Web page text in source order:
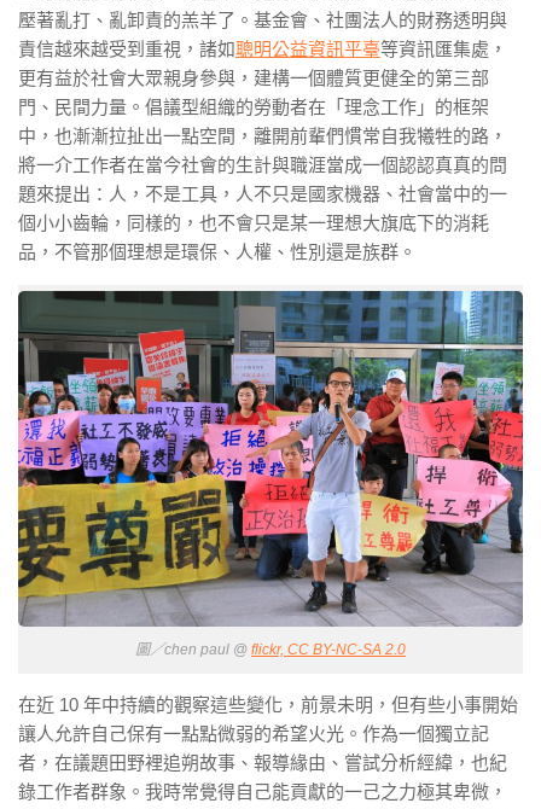
壓著亂打、亂卸責的羔羊了。基金會、社團法人的財務透明與
責信越來越受到重視，諸如聰明公益資訊平臺等資訊匯集處，
更有益於社會大眾親身參與，建構一個體質更健全的第三部
門、民間力量。倡議型組織的勞動者在「理念工作」的框架
中，也漸漸拉扯出一點空間，離開前輩們慣常自我犧牲的路，
將一介工作者在當今社會的生計與職涯當成一個認認真真的問
題來提出：人，不是工具，人不只是國家機器、社會當中的一
個小小齒輪，同樣的，也不會只是某一理想大旗底下的消耗
品，不管那個理想是環保、人權、性別還是族群。
圖／chen paul @ flickr, CC BY-NC-SA 2.0
在近 10 年中持續的觀察這些變化，前景未明，但有些小事開始
讓人允許自己保有一點點微弱的希望火光。作為一個獨立記
者，在議題田野裡追朔故事、報導緣由、嘗試分析經緯，也紀
錄工作者群象。我時常覺得自己能貢獻的一己之力極其卑微，